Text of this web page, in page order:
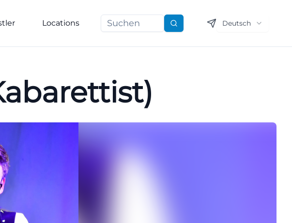
Locations Suchen Deutsch